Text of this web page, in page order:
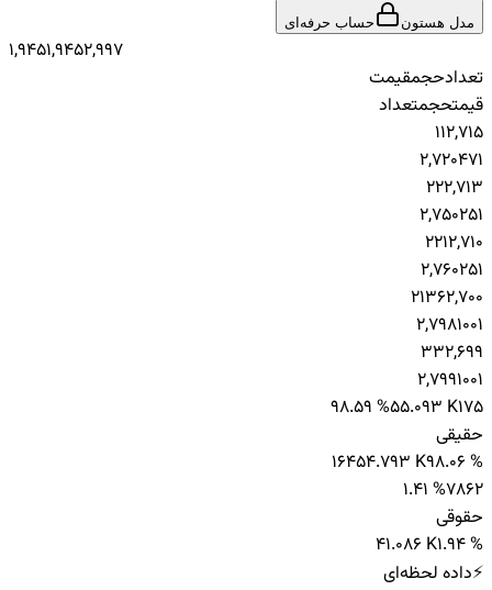
مدل هستون حساب حرفه‌ای
1,9451,9452,997
تعدادحجمقیمت
قیمتحجمتعداد
112,715
2,720471
222,713
2,750251
2212,710
2,760251
21362,700
2,7981001
332,699
2,7991001
175
55.093 K
98.59 %
حقیقی
98.06 %
54.793 K
164
2
786
1.41 %
حقوقی
1.94 %
1.086 K
4
⚡داده لحظه‌ای